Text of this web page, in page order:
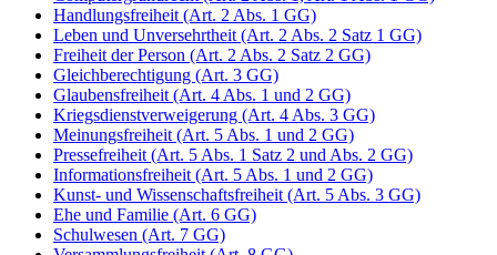
Handlungsfreiheit (Art. 2 Abs. 1 GG)
Leben und Unversehrtheit (Art. 2 Abs. 2 Satz 1 GG)
Freiheit der Person (Art. 2 Abs. 2 Satz 2 GG)
Gleichberechtigung (Art. 3 GG)
Glaubensfreiheit (Art. 4 Abs. 1 und 2 GG)
Kriegsdienstverweigerung (Art. 4 Abs. 3 GG)
Meinungsfreiheit (Art. 5 Abs. 1 und 2 GG)
Pressefreiheit (Art. 5 Abs. 1 Satz 2 und Abs. 2 GG)
Informationsfreiheit (Art. 5 Abs. 1 und 2 GG)
Kunst- und Wissenschaftsfreiheit (Art. 5 Abs. 3 GG)
Ehe und Familie (Art. 6 GG)
Schulwesen (Art. 7 GG)